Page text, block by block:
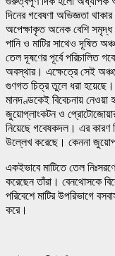
দিনের গবেষণা অভিজ্ঞতা
অপেক্ষাকৃত অনেক বেশি
পানি ও মাটির সাথেও দূষিত
তেল দূষণের পূর্বে পরিচালিত
অবস্থার। এক্ষেত্রে সেই
গুণগত চিত্র তুলে ধরা
মানদণ্ডকেই বিবেচনায়
জুয়োপ্লাংকটন ও
নিয়েছে গবেষকদল। এর কারণ
উল্লেখ করেছে। কেননা
একইভাবে মাটিতে তেল
করেছেন তাঁরা। বেনথোসকে
পরিবেশে মাটির উপরিভাগে
করে।